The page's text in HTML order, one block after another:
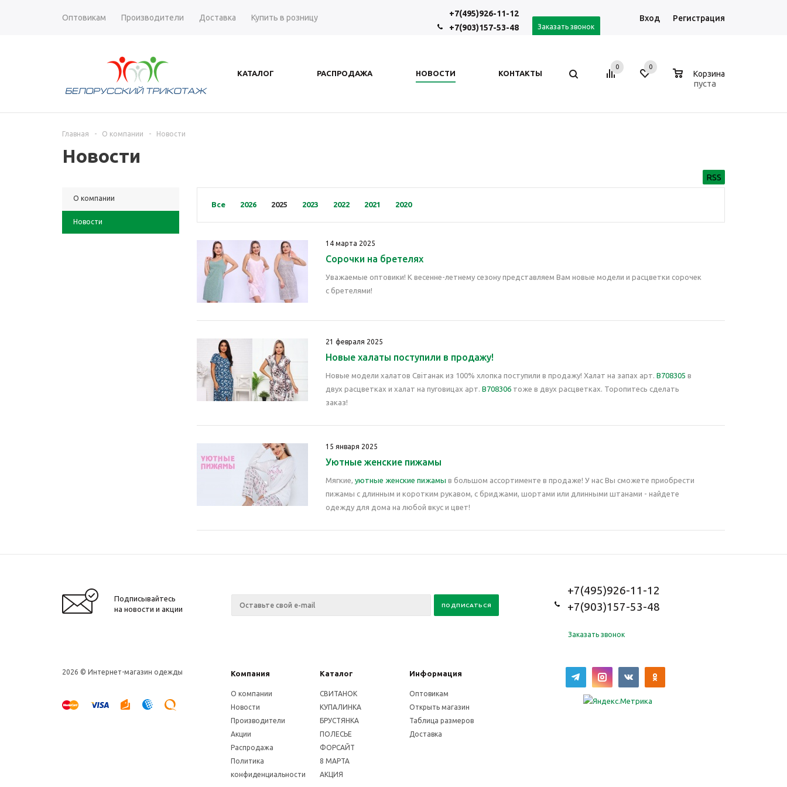
Оптовикам Производители Доставка Купить в розницу
+7(495)926-11-12
+7(903)157-53-48
Заказать звонок
Вход Регистрация
КАТАЛОГ РАСПРОДАЖА НОВОСТИ КОНТАКТЫ
0 0
Корзина
пуста
Главная - О компании - Новости
Новости
О компании
Новости
RSS
Все 2026 2025 2023 2022 2021 2020
14 марта 2025
Сорочки на бретелях
Уважаемые оптовики! К весенне-летнему сезону представляем Вам новые модели и расцветки сорочек
с бретелями!
21 февраля 2025
Новые халаты поступили в продажу!
Новые модели халатов Свiтанак из 100% хлопка поступили в продажу! Халат на запах арт. В708305 в
двух расцветках и халат на пуговицах арт. В708306 тоже в двух расцветках. Торопитесь сделать
заказ!
15 января 2025
Уютные женские пижамы
Мягкие, уютные женские пижамы в большом ассортименте в продаже! У нас Вы сможете приобрести
пижамы с длинным и коротким рукавом, с бриджами, шортами или длинными штанами - найдете
одежду для дома на любой вкус и цвет!
Подписывайтесь
на новости и акции
+7(495)926-11-12
+7(903)157-53-48
Заказать звонок
2026 © Интернет-магазин одежды Компания Каталог Информация
О компании
Новости
Производители
Акции
Распродажа
Политика
конфиденциальности
СВИТАНОК
КУПАЛИНКА
БРУСТЯНКА
ПОЛЕСЬЕ
ФОРСАЙТ
8 МАРТА
АКЦИЯ
Оптовикам
Открыть магазин
Таблица размеров
Доставка